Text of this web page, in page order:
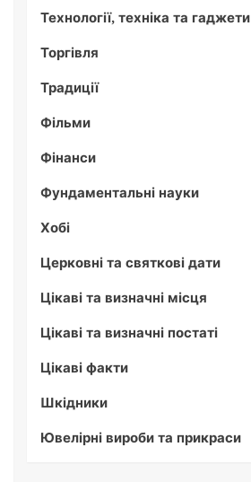
Технології, техніка та гаджети
Торгівля
Традиції
Фільми
Фінанси
Фундаментальні науки
Хобі
Церковні та святкові дати
Цікаві та визначні місця
Цікаві та визначні постаті
Цікаві факти
Шкідники
Ювелірні вироби та прикраси